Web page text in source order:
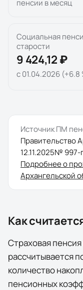
пенсии в месяц
Социальная
старости
9 424,12 ₽
с 01.04.2026 (+6.8
Источник ПМ
Правительство
12.11.2025№ 997-
Подробнее о
Архангельской
Как
Страховая
рассчитывается
количество
пенсионных